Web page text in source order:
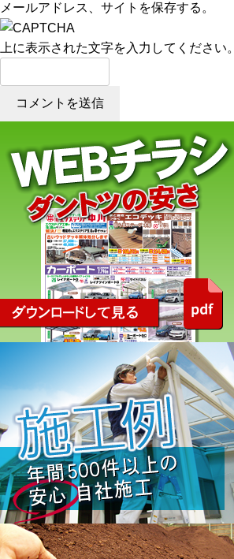
メールアドレス、サイトを保存する。
上に表示された文字を入力してください。